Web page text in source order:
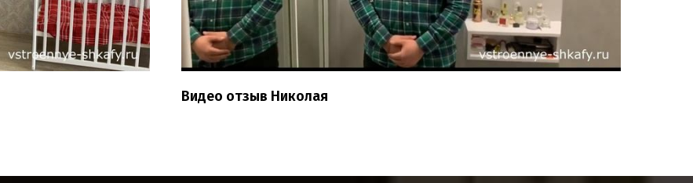
Видео отзыв Николая